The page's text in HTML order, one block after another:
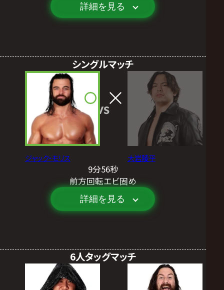
詳細を見る
シングルマッチ
ジャック・モリス
VS
大岩陵平
9分56秒
前方回転エビ固め
詳細を見る
6人タッグマッチ